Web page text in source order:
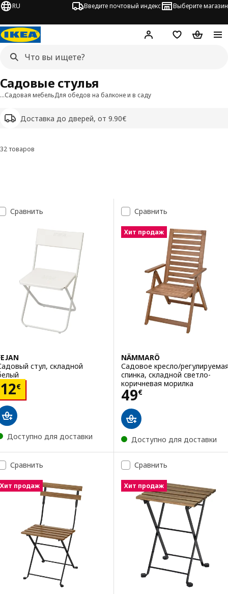
RU Введите почтовый индекс Выберите магазин
Hej! ВойтиСписокКорзина
…Садовая мебельДля обедов на балконе и в саду
Доставка до дверей, от 9.90€
Садовые стулья
Фильтровать и сортировать
32 товаров
Список результатов поиска
Сравнить
стул, складной
12€ 12€
Доступно для доставки
Сравнить
Хит продаж
NÄMMARÖ
Садовое кресло/
спинка, складной светло-
коричневая морилка
49€
Цена 49€
Доступно для доставки
Сравнить
Хит продаж
Сравнить
Хит продаж